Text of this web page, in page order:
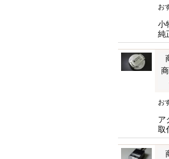
お
小
純
お
ア
取